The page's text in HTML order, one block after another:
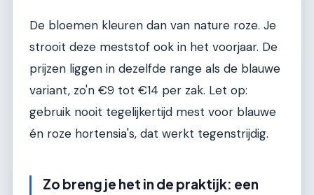
De bloemen kleuren dan van nature roze. Je
strooit deze meststof ook in het voorjaar. De
prijzen liggen in dezelfde range als de blauwe
variant, zo'n €9 tot €14 per zak. Let op:
gebruik nooit tegelijkertijd mest voor blauwe
én roze hortensia's, dat werkt tegenstrijdig.
Zo breng je het in de praktijk: een